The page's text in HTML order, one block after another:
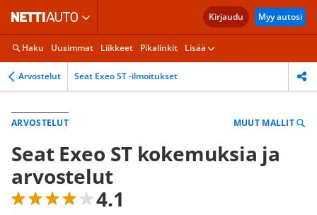
Kirjaudu Myy autosi
Haku Uusimmat Liikkeet Pikalinkit Lisää
Arvostelut Seat Exeo ST -ilmoitukset
ARVOSTELUT MUUT MALLIT
Seat Exeo ST kokemuksia ja
arvostelut
4.1